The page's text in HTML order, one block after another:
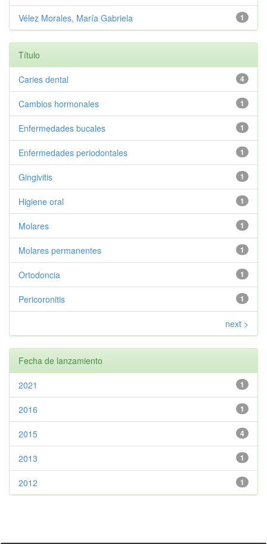
1
Vélez Morales, María Gabriela
Título
4
Caries dental
1
Cambios hormonales
1
Enfermedades bucales
1
Enfermedades periodontales
1
Gingivitis
1
Higiene oral
1
Molares
1
Molares permanentes
1
Ortodoncia
1
Pericoronitis
next >
Fecha de lanzamiento
1
2021
1
2016
4
2015
1
2013
1
2012